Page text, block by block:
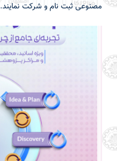
مصنوعی ثبت نام و شرکت نمایند.